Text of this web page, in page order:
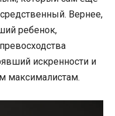
Вернее,
ребенок,
искренности и
максималистам.